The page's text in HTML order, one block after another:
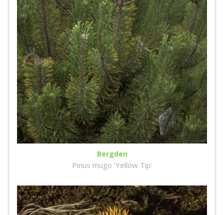
Bergden
Pinus mugo 'Yellow Tip'